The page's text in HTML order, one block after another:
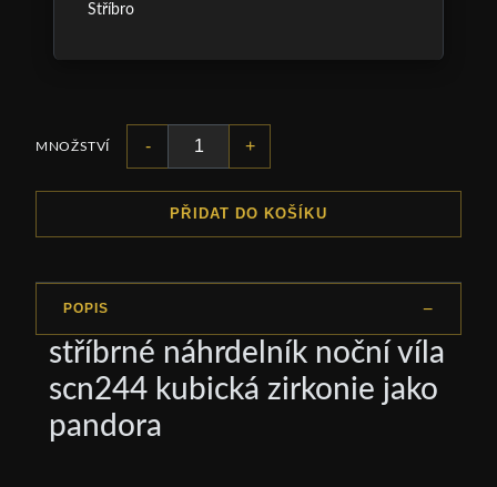
Stříbro
MNOŽSTVÍ - +
PŘIDAT DO KOŠÍKU
POPIS
stříbrné náhrdelník noční víla
scn244 kubická zirkonie jako
pandora